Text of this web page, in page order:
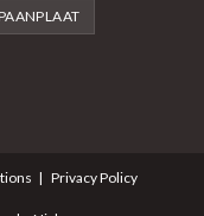
Privacy Policy